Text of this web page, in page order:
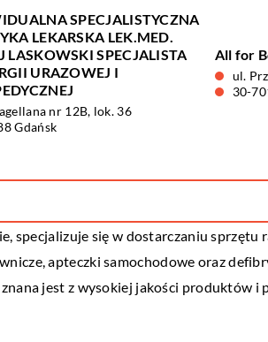
SPECJALISTYCZNA
LEKARSKA LEK.MED.
LASKOWSKI SPECJALISTA
URAZOWEJ I
nr 12B, lok. 36
Gdańsk
All for
ul.
30-
specjalizuje się w dostarczaniu
apteczki samochodowe oraz
jest z wysokiej jakości produktów